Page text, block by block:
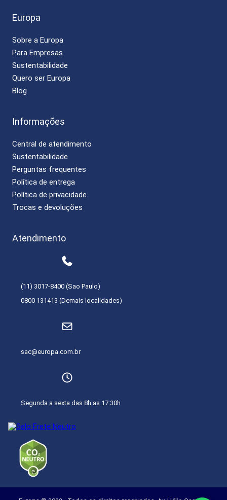
Europa
Sobre a Europa
Para Empresas
Sustentabilidade
Quero ser Europa
Blog
Informações
Central de atendimento
Sustentabilidade
Perguntas frequentes
Política de entrega
Política de privacidade
Trocas e devoluções
Atendimento
(11) 3017-8400 (Sao Paulo)
0800 131413 (Demais localidades)
sac@europa.com.br
Segunda a sexta das 8h as 17:30h